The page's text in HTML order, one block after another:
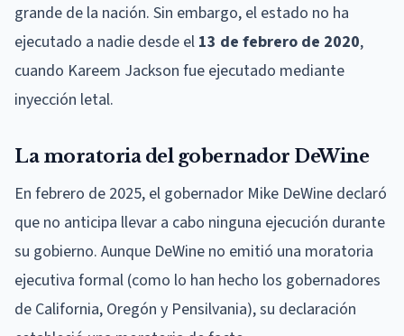
grande de la nación. Sin embargo, el estado no ha
ejecutado a nadie desde el 13 de febrero de 2020,
cuando Kareem Jackson fue ejecutado mediante
inyección letal.
La moratoria del gobernador DeWine
En febrero de 2025, el gobernador Mike DeWine declaró
que no anticipa llevar a cabo ninguna ejecución durante
su gobierno. Aunque DeWine no emitió una moratoria
ejecutiva formal (como lo han hecho los gobernadores
de California, Oregón y Pensilvania), su declaración